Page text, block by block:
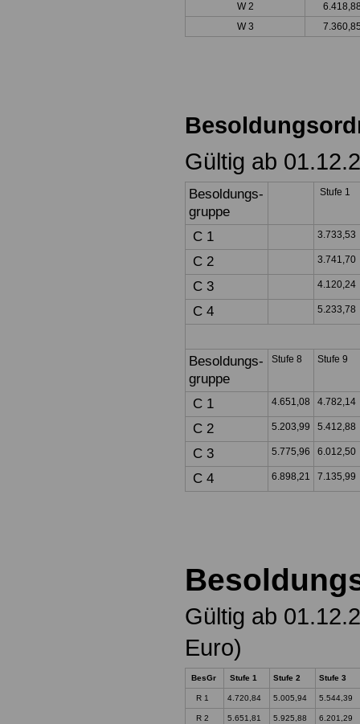
W 2
W 3
Gültig ab
Besoldungs-
gruppe
Stufe 1
C 1 3.733,53
C 2 3.741,70
C 3 4.120,24
C 4 5.233,78
Besoldungs-
gruppe
Stufe 8 Stufe 9
C 1 4.651,08 4.782,14
C 2 5.203,99 5.412,88
C 3 5.775,96 6.012,50
C 4 6.898,21 7.135,99
Gültig ab
Euro)
BesGr Stufe 1 Stufe 2 Stufe 3
R 1 4.720,84 5.005,94 5.544,39
R 2 5.651,81 5.925,88 6.201,29